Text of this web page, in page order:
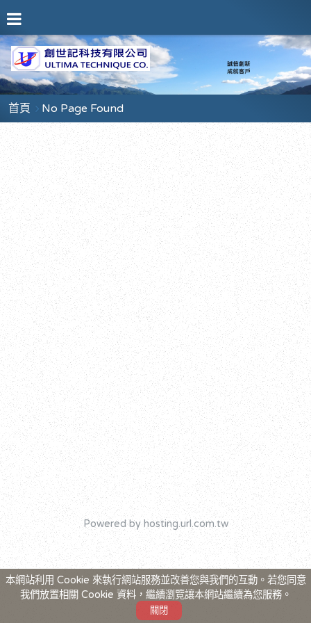
首頁 No Page Found
Powered by hosting.url.com.tw
本網站利用 Cookie 來執行網站服務並改善您與我們的互動。若您同意
我們放置相關 Cookie 資料，繼續瀏覽讓本網站繼續為您服務。